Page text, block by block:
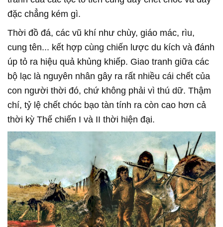
đặc chẳng kém gì.
Thời đồ đá, các vũ khí như chùy, giáo mác, rìu,
cung tên... kết hợp cùng chiến lược du kích và đánh
úp tỏ ra hiệu quả khủng khiếp. Giao tranh giữa các
bộ lạc là nguyên nhân gây ra rất nhiều cái chết của
con người thời đó, chứ không phải vì thú dữ. Thậm
chí, tỷ lệ chết chóc bạo tàn tính ra còn cao hơn cả
thời kỳ Thế chiến I và II thời hiện đại.